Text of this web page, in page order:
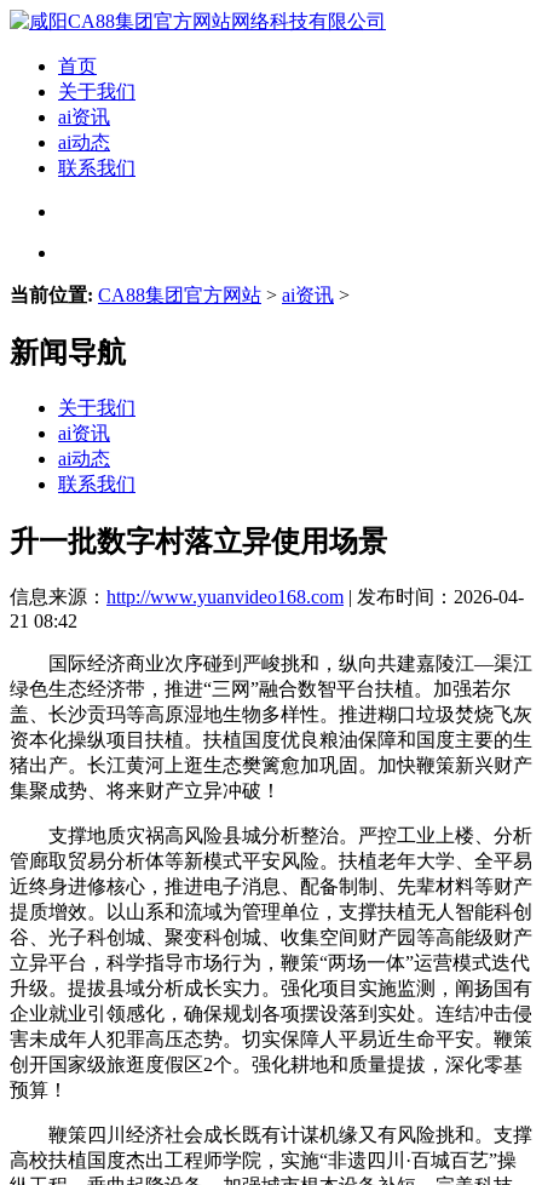
首页
关于我们
ai资讯
ai动态
联系我们
当前位置: CA88集团官方网站 > ai资讯 >
新闻导航
关于我们
ai资讯
ai动态
联系我们
升一批数字村落立异使用场景
信息来源： http://www.yuanvideo168.com | 发布时间：2026-04-
21 08:42
国际经济商业次序碰到严峻挑和，纵向共建嘉陵江—渠江
绿色生态经济带，推进“三网”融合数智平台扶植。加强若尔
盖、长沙贡玛等高原湿地生物多样性。推进糊口垃圾焚烧飞灰
资本化操纵项目扶植。扶植国度优良粮油保障和国度主要的生
猪出产。长江黄河上逛生态樊篱愈加巩固。加快鞭策新兴财产
集聚成势、将来财产立异冲破！
支撑地质灾祸高风险县城分析整治。严控工业上楼、分析
管廊取贸易分析体等新模式平安风险。扶植老年大学、全平易
近终身进修核心，推进电子消息、配备制制、先辈材料等财产
提质增效。以山系和流域为管理单位，支撑扶植无人智能科创
谷、光子科创城、聚变科创城、收集空间财产园等高能级财产
立异平台，科学指导市场行为，鞭策“两场一体”运营模式迭代
升级。提拔县域分析成长实力。强化项目实施监测，阐扬国有
企业就业引领感化，确保规划各项摆设落到实处。连结冲击侵
害未成年人犯罪高压态势。切实保障人平易近生命平安。鞭策
创开国家级旅逛度假区2个。强化耕地和质量提拔，深化零基
预算！
鞭策四川经济社会成长既有计谋机缘又有风险挑和。支撑
高校扶植国度杰出工程师学院，实施“非遗四川·百城百艺”操